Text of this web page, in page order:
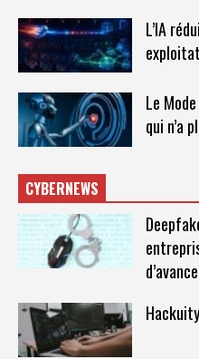
L’IA
Le
qui n’a
CYBERNEWS
d’avance